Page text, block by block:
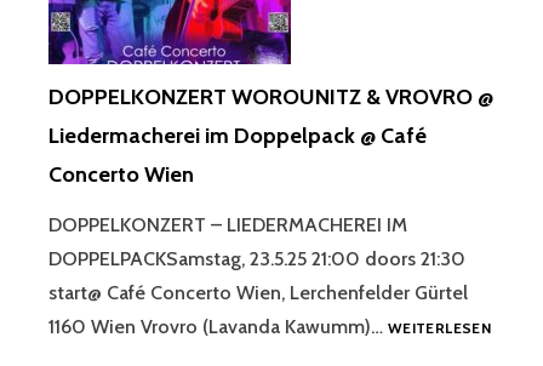
DOPPELKONZERT WOROUNITZ & VROVRO @
Liedermacherei im Doppelpack @ Café
Concerto Wien
DOPPELKONZERT – LIEDERMACHEREI IM
DOPPELPACKSamstag, 23.5.25 21:00 doors 21:30
start@ Café Concerto Wien, Lerchenfelder Gürtel
1160 Wien Vrovro (Lavanda Kawumm)… WEITERLESEN